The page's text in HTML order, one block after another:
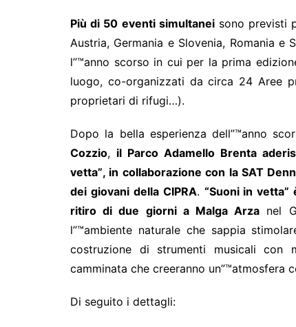
Più di 50 eventi simultaneisono previsti
Austria, Germania e Slovenia, Romania
l”™anno scorso in cui per la prima
luogo, co-organizzati da circa 24 Aree
proprietari di rifugi…).
Dopo la bella esperienza dell”™anno
Cozzio, il Parco Adamello Brenta
vetta”, in collaborazione con la SAT
dei giovani della CIPRA. “Suoni in
ritiro di due giorni a Malga Arza nel
l”™ambiente naturale che sappia
costruzione di strumenti musicali
camminata che creeranno un”™atmosfera
Di seguito i dettagli: